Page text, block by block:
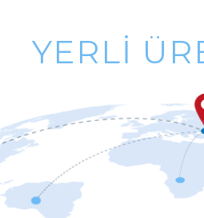
YERLI
MILLI